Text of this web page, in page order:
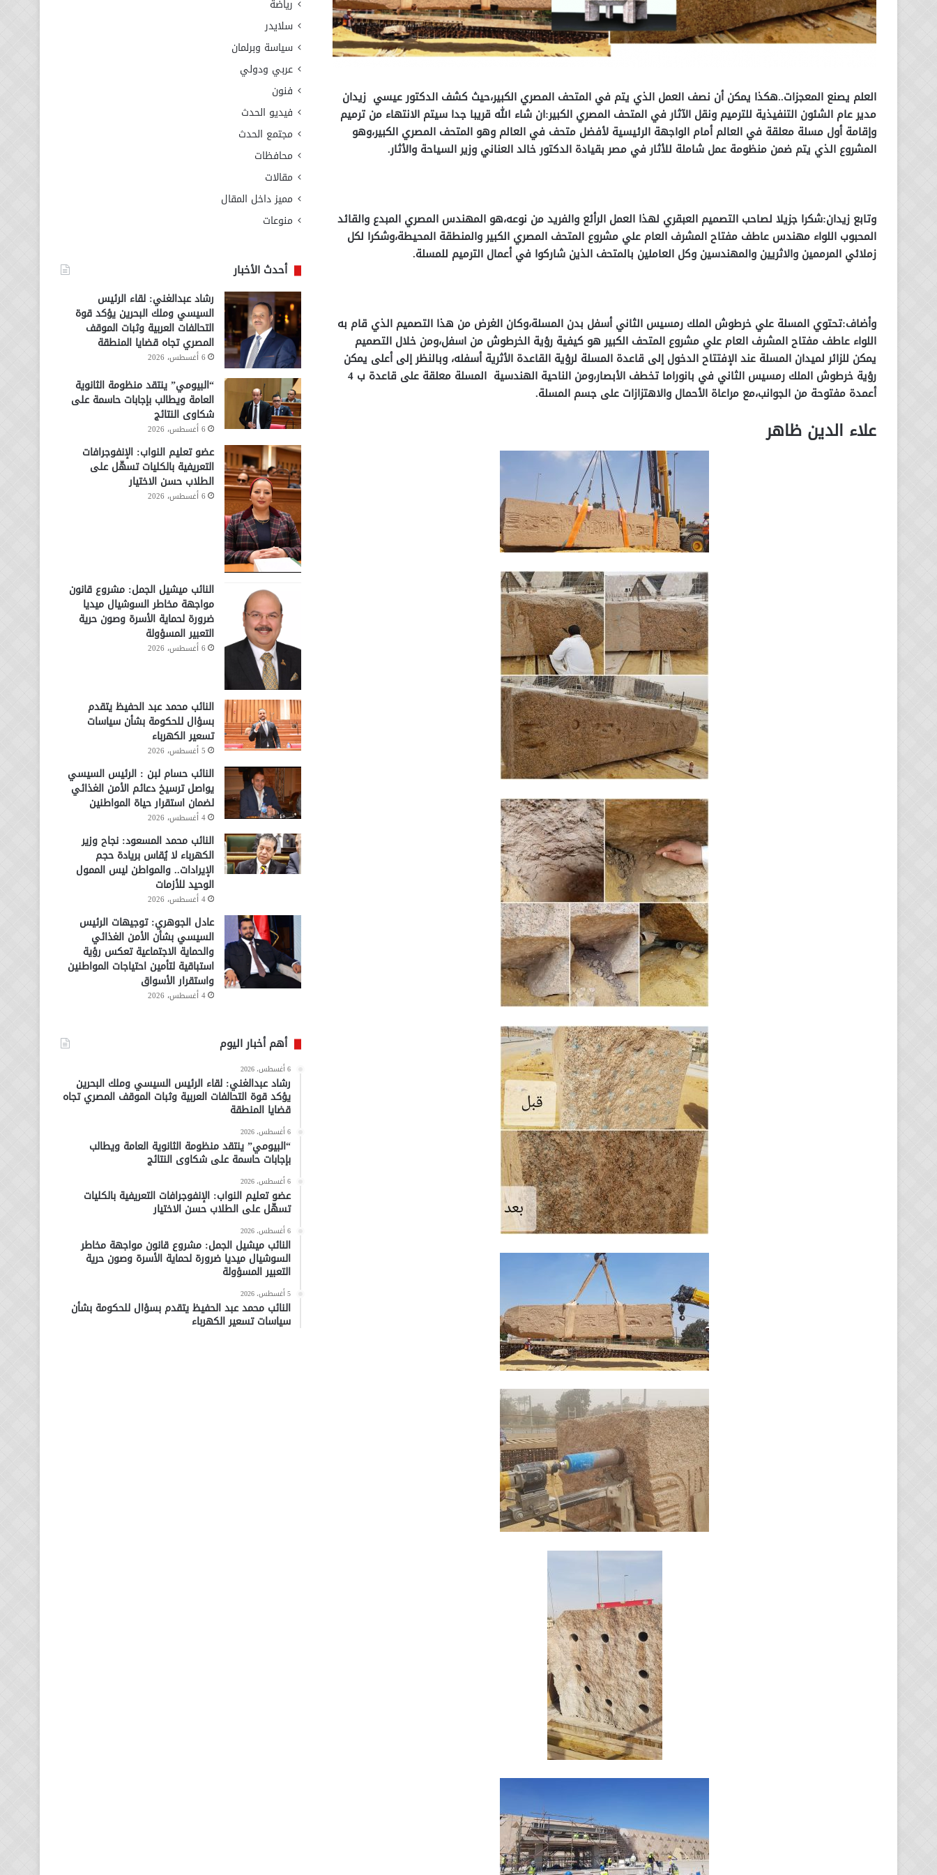
العلم يصنع المعجزات..هكذا يمكن أن نصف العمل الذي يتم في المتحف المصري الكبير،حيث كشف الدكتور عيسي زيدان
مدير عام الشئون التنفيذية للترميم ونقل الآثار في المتحف المصري الكبير:ان شاء الله قريبا جدا سيتم الانتهاء من ترميم
وإقامة أول مسلة معلقة في العالم أمام الواجهة الرئيسية لأفضل متحف في العالم وهو المتحف المصري الكبير،وهو
المشروع الذي يتم ضمن منظومة عمل شاملة للأثار في مصر بقيادة الدكتور خالد العناني وزير السياحة والأثار.
وتابع زيدان:شكرا جزيلا لصاحب التصميم العبقري لهذا العمل الرأئع والفريد من نوعه،هو المهندس المصري المبدع والقائد
المحبوب اللواء مهندس عاطف مفتاح المشرف العام علي مشروع المتحف المصري الكبير والمنطقة المحيطة،وشكرا لكل
زملائي المرممين والاثريين والمهندسين وكل العاملين بالمتحف الذين شاركوا في أعمال الترميم للمسلة.
وأضاف:تحتوي المسلة علي خرطوش الملك رمسيس الثاني أسفل بدن المسلة،وكان الغرض من هذا التصميم الذي قام به
اللواء عاطف مفتاح المشرف العام علي مشروع المتحف الكبير هو كيفية رؤية الخرطوش من اسفل،ومن خلال التصميم
يمكن للزائر لميدان المسلة عند الإفتتاح الدخول إلى قاعدة المسلة لرؤية القاعدة الأثرية أسفله، وبالنظر إلى أعلى يمكن
رؤية خرطوش الملك رمسيس الثاني في بانوراما تخطف الأبصار،ومن الناحية الهندسية المسلة معلقة على قاعدة ب 4
أعمدة مفتوحة من الجوانب،مع مراعاة الأحمال والاهتزازات على جسم المسلة.
علاء الدين ظاهر
رياضة
سلايدر
سياسة وبرلمان
عربي ودولي
فنون
فيديو الحدث
مجتمع الحدث
محافظات
مقالات
مميز داخل المقال
منوعات
أحدث الأخبار
رشاد عبدالغني: لقاء الرئيس
السيسي وملك البحرين يؤكد قوة
التحالفات العربية وثبات الموقف
المصري تجاه قضايا المنطقة
6 أغسطس، 2026
“البيومي” ينتقد منظومة الثانوية
العامة ويطالب بإجابات حاسمة على
شكاوى النتائج
6 أغسطس، 2026
عضو تعليم النواب: الإنفوجرافات
التعريفية بالكليات تسهّل على
الطلاب حسن الاختيار
6 أغسطس، 2026
النائب ميشيل الجمل: مشروع قانون
مواجهة مخاطر السوشيال ميديا
ضرورة لحماية الأسرة وصون حرية
التعبير المسؤولة
6 أغسطس، 2026
النائب محمد عبد الحفيظ يتقدم
بسؤال للحكومة بشأن سياسات
تسعير الكهرباء
5 أغسطس، 2026
النائب حسام لبن : الرئيس السيسي
يواصل ترسيخ دعائم الأمن الغذائي
لضمان استقرار حياة المواطنين
4 أغسطس، 2026
النائب محمد المسعود: نجاح وزير
الكهرباء لا يُقاس بريادة حجم
الإيرادات.. والمواطن ليس الممول
الوحيد للأزمات
4 أغسطس، 2026
عادل الجوهري: توجيهات الرئيس
السيسي بشأن الأمن الغذائي
والحماية الاجتماعية تعكس رؤية
استباقية لتأمين احتياجات المواطنين
واستقرار الأسواق
4 أغسطس، 2026
أهم أخبار اليوم
6 أغسطس، 2026
رشاد عبدالغني: لقاء الرئيس السيسي وملك البحرين
يؤكد قوة التحالفات العربية وثبات الموقف المصري تجاه
قضايا المنطقة
6 أغسطس، 2026
“البيومي” ينتقد منظومة الثانوية العامة ويطالب
بإجابات حاسمة على شكاوى النتائج
6 أغسطس، 2026
عضو تعليم النواب: الإنفوجرافات التعريفية بالكليات
تسهّل على الطلاب حسن الاختيار
6 أغسطس، 2026
النائب ميشيل الجمل: مشروع قانون مواجهة مخاطر
السوشيال ميديا ضرورة لحماية الأسرة وصون حرية
التعبير المسؤولة
5 أغسطس، 2026
النائب محمد عبد الحفيظ يتقدم بسؤال للحكومة بشأن
سياسات تسعير الكهرباء